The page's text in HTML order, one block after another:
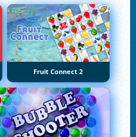
Fruit Connect 2